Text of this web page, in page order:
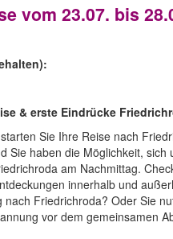
vom 23.07. bis
& erste Eindrücke
Sie Ihre Reise nach
Sie haben die Möglichkeit, sich
am Nachmittag.
innerhalb und
nach Friedrichroda? Oder Sie
vor dem gemeinsamen